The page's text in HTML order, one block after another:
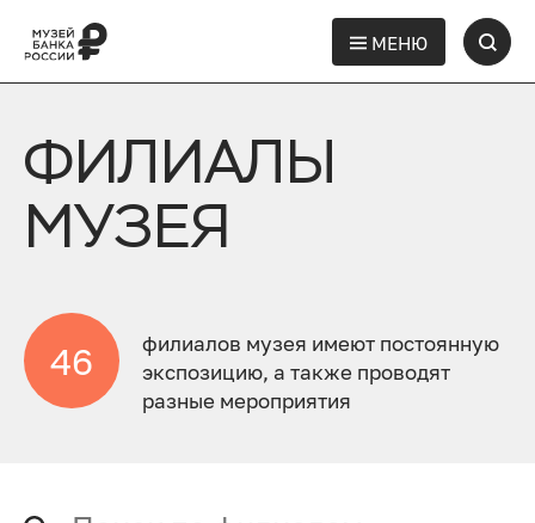
МЕНЮ
ФИЛИАЛЫ
МУЗЕЯ
46
филиалов музея имеют постоянную
экспозицию, а также проводят
разные мероприятия